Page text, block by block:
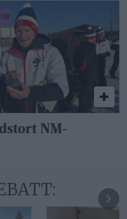
NM-